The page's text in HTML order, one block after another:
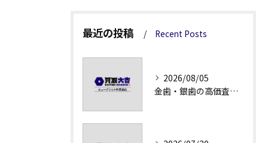
最近の投稿 Recent Posts
2026/08/05
金歯・銀歯の高価査定法徹底解説